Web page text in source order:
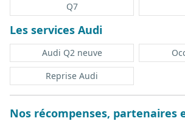
Q7
Les services Audi
Audi Q2 neuve
Reprise Audi
Nos récompenses, partenaires